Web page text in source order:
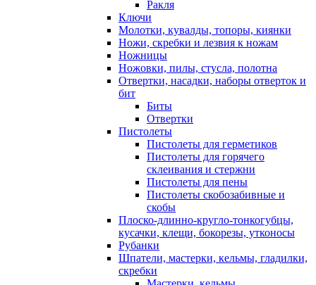
Ракля
Ключи
Молотки, кувалды, топоры, киянки
Ножи, скребки и лезвия к ножам
Ножницы
Ножовки, пилы, стусла, полотна
Отвертки, насадки, наборы отверток и
бит
Биты
Отвертки
Пистолеты
Пистолеты для герметиков
Пистолеты для горячего
склеивания и стержни
Пистолеты для пены
Пистолеты скобозабивные и
скобы
Плоско-длинно-кругло-тонкогубцы,
кусачки, клещи, бокорезы, утконосы
Рубанки
Шпатели, мастерки, кельмы, гладилки,
скребки